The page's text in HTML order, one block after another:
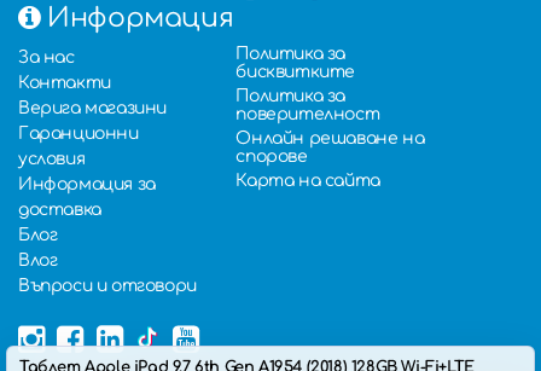
Таблет Apple iPad 9.7 6th Gen A1954 (2018) 128GB Wi-Fi+LTE
Информация
За нас
Контакти
Верига магазини
Гаранционни
условия
Информация за
доставка
Блог
Влог
Въпроси и отговори
Политика за
бисквитките
Политика за
поверителност
Онлайн решаване на
спорове
Карта на сайта